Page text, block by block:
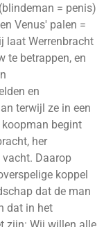
(blindeman = penis)
Venus' palen =
laat Werrenbracht
te betrappen, en
en
terwijl ze in een
koopman begint
her
vacht. Daarop
koppel
dat de man
dat in het